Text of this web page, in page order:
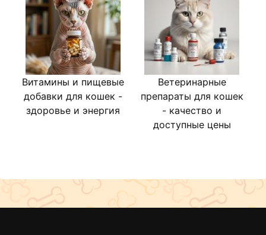
Витамины и пищевые
добавки для кошек -
здоровье и энергия
Ветеринарные
препараты для кошек
- качество и
доступные цены